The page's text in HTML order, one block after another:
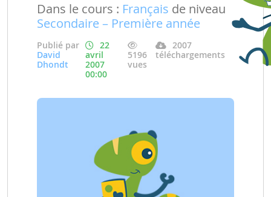
Dans le cours : Français de niveau
Secondaire – Première année
Publié par
David
Dhondt
22
avril
2007
00:00
5196
vues
2007
téléchargements